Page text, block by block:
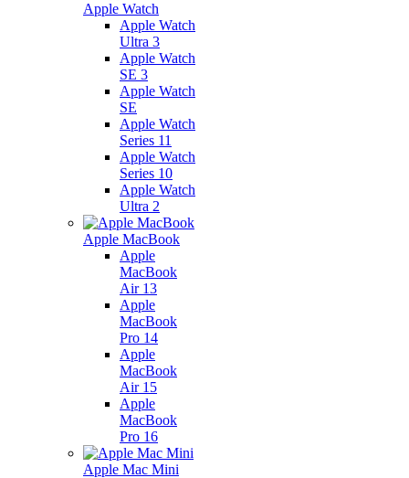
Apple Watch
Apple Watch
Ultra 3
Apple Watch
SE 3
Apple Watch
SE
Apple Watch
Series 11
Apple Watch
Series 10
Apple Watch
Ultra 2
Apple MacBook
Apple
MacBook
Air 13
Apple
MacBook
Pro 14
Apple
MacBook
Air 15
Apple
MacBook
Pro 16
Apple Mac Mini